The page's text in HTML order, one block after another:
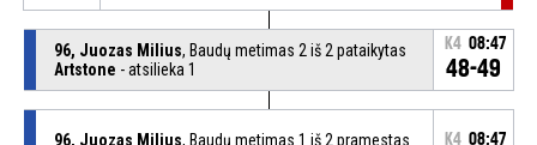
96, Juozas Milius, Baudų metimas 2 iš 2 pataikytas
Artstone - atsilieka 1
K4 08:47
48-49
96, Juozas Milius, Baudų metimas 1 iš 2 pramestas K4 08:47